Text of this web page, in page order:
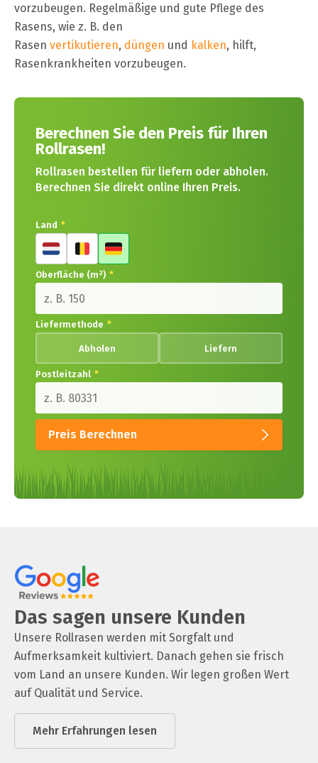
vorzubeugen. Regelmäßige und gute Pflege des
Rasens, wie z. B. den
Rasen vertikutieren, düngen und kalken, hilft,
Rasenkrankheiten vorzubeugen.
Berechnen Sie den Preis für Ihren
Rollrasen!
Rollrasen bestellen für liefern oder abholen.
Berechnen Sie direkt online Ihren Preis.
Land *
Oberfläche (m²) *
Liefermethode *
Abholen Liefern
Postleitzahl *
Preis Berechnen
Das sagen unsere Kunden
Unsere Rollrasen werden mit Sorgfalt und
Aufmerksamkeit kultiviert. Danach gehen sie frisch
vom Land an unsere Kunden. Wir legen großen Wert
auf Qualität und Service.
Mehr Erfahrungen lesen